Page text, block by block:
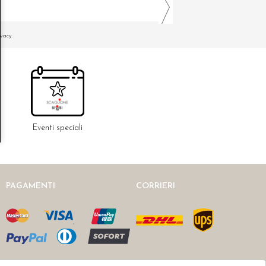
Eventi speciali
PAGAMENTI CORRIERI